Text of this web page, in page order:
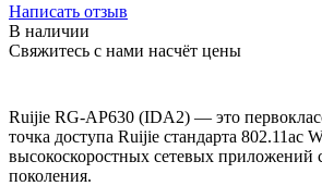
Написать отзыв
В наличии
Свяжитесь с нами насчёт цены
Ruijie RG-AP630 (IDA2) — это
точка доступа Ruijie стандарта 802.11ac
высокоскоростных сетевых приложений
поколения.